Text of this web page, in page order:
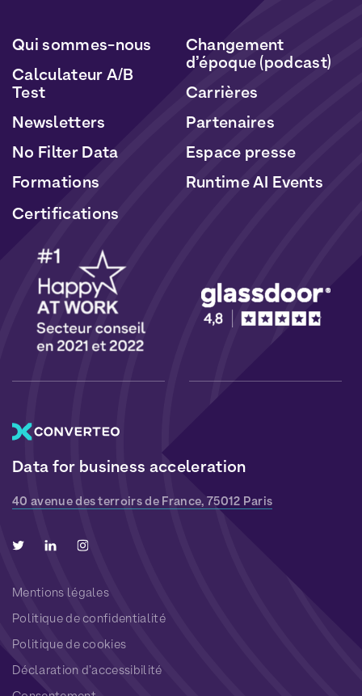
et deCookies
Data for business acceleration
40 avenue des terroirs de France, 75012 Paris
Qui sommes-nous
Calculateur A/B
Test
Newsletters
No Filter Data
Formations
Changement
d’époque (podcast)
Carrières
Partenaires
Espace presse
Runtime AI Events
Certifications
Mentions légales
Politique de confidentialité
Politique de cookies
Déclaration d’accessibilité